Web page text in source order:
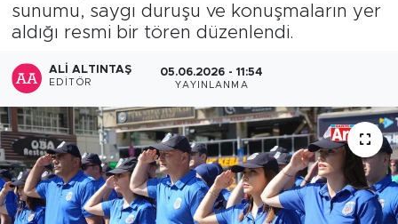
sunumu, saygı duruşu ve konuşmaların yer
aldığı resmi bir tören düzenlendi.
ALI ALTINTAŞ
EDITÖR
05.06.2026 - 11:54
YAYINLANMA